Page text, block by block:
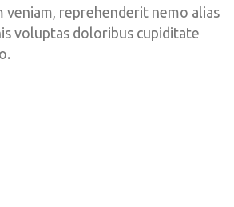
veniam, reprehenderit nemo alias
voluptas doloribus cupiditate